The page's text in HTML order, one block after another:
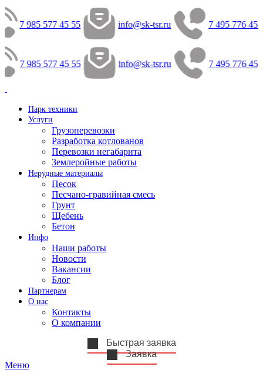
7 985 577 45 55 info@sk-tsr.ru 7 495 776 45
7 985 577 45 55 info@sk-tsr.ru 7 495 776 45
Парк техники
Услуги
Грузоперевозки
Разработка котлованов
Перевозки негабарита
Землеройные работы
Нерудные материалы
Песок
Песчано-гравийная смесь
Грунт
Щебень
Бетон
Инфо
Наши работы
Новости
Вакансии
Блог
Партнерам
О нас
Контакты
О компании
Быстрая заявка
Заявка
Меню